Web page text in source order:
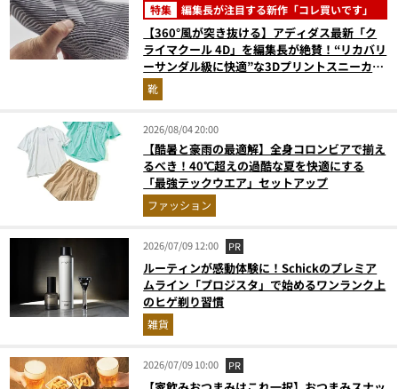
特集 編集長が注目する新作「コレ買いです」
【360°風が突き抜ける】アディダス最新「ク
ライマクール 4D」を編集長が絶賛！“リカバリ
ーサンダル級に快適”な3Dプリントスニーカー
『コレ買いです』Vol.173
靴
2026/08/04 20:00
【酷暑と豪雨の最適解】全身コロンビアで揃え
るべき！40℃超えの過酷な夏を快適にする
「最強テックウエア」セットアップ
ファッション
2026/07/09 12:00 PR
ルーティンが感動体験に！Schickのプレミア
ムライン「プロジスタ」で始めるワンランク上
のヒゲ剃り習慣
雑貨
2026/07/09 10:00 PR